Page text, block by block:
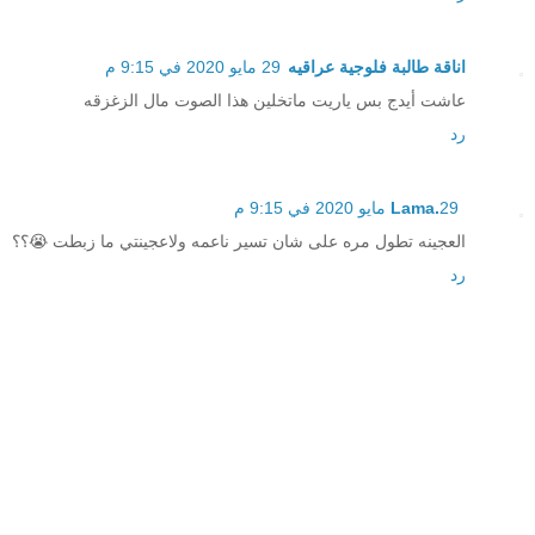
اناقة طالبة فلوجية عراقيه 29 مايو 2020 في 9:15 م
عاشت أيدج بس ياريت ماتخلين هذا الصوت مال الزغزقه
رد
Lama.29 مايو 2020 في 9:15 م
العجينه تطول مره على شان تسير ناعمه ولاعجينتي ما زبطت 😭؟؟
رد